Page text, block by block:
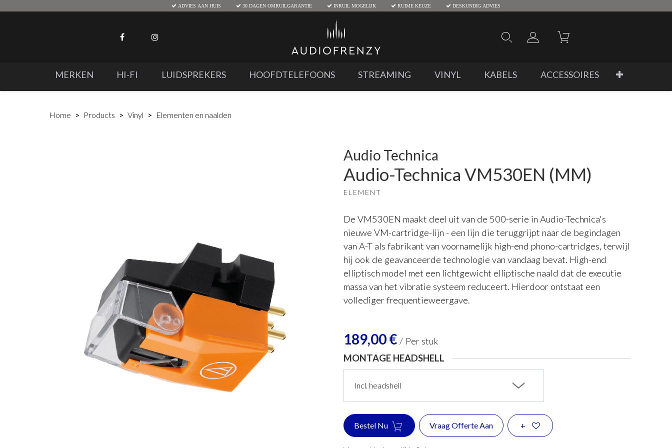
ADVIES AAN HUIS 30 DAGEN OMRUILGARANTIE INRUIL MOGELIJK RUIME KEUZE DESKUNDIG ADVIES
MERKEN HI-FI LUIDSPREKERS HOOFDTELEFOONS STREAMING VINYL KABELS ACCESSOIRES
Home Products Vinyl Elementen en naalden
Audio Technica
Audio-Technica VM530EN (MM)
ELEMENT
De VM530EN maakt deel uit van de 500-serie in Audio-Technica's
nieuwe VM-cartridge-lijn - een lijn die teruggrijpt naar de begindagen
van A-T als fabrikant van voornamelijk high-end phono-cartridges, terwijl
hij ook de geavanceerde technologie van vandaag bevat. High-end
elliptisch model met een lichtgewicht elliptische naald dat de executie
massa van het vibratie systeem reduceert. Hierdoor ontstaat een
vollediger frequentieweergave.
189,00€ / Per stuk
MONTAGE HEADSHELL
Bestel Nu Vraag Offerte Aan +